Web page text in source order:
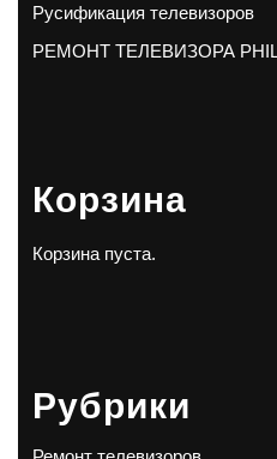
Русификация телевизоров
РЕМОНТ ТЕЛЕВИЗОРА
Корзина
Корзина пуста.
Рубрики